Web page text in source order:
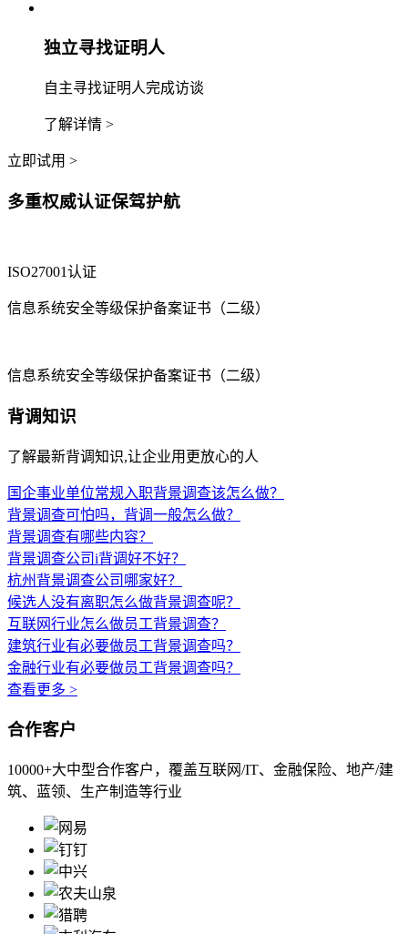
独立寻找证明人
自主寻找证明人完成访谈
了解详情 >
立即试用 >
多重权威认证保驾护航
ISO27001认证
信息系统安全等级保护备案证书（二级）
信息系统安全等级保护备案证书（二级）
背调知识
了解最新背调知识,让企业用更放心的人
国企事业单位常规入职背景调查该怎么做？
背景调查可怕吗，背调一般怎么做？
背景调查有哪些内容？
背景调查公司i背调好不好？
杭州背景调查公司哪家好？
候选人没有离职怎么做背景调查呢？
互联网行业怎么做员工背景调查？
建筑行业有必要做员工背景调查吗？
金融行业有必要做员工背景调查吗？
查看更多 >
合作客户
10000+大中型合作客户，覆盖互联网/IT、金融保险、地产/建
筑、蓝领、生产制造等行业